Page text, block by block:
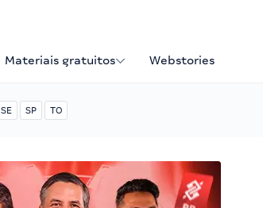
Materiais gratuitos Webstories
SE SP TO